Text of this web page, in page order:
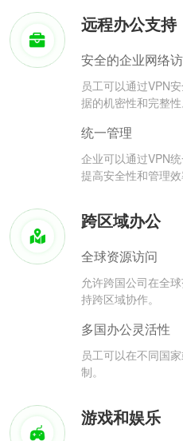
远程办公支持
安全的企业网络
员工可以通过VPN
据的机密性和完整性
统一管理
企业可以通过VPN
提高安全性和管理效
跨区域办公
全球资源访问
允许跨国公司在全
持跨区域协作。
多国办公灵活性
员工可以在不同国
制。
游戏和娱乐